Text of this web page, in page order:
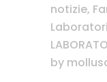
notizie,
by